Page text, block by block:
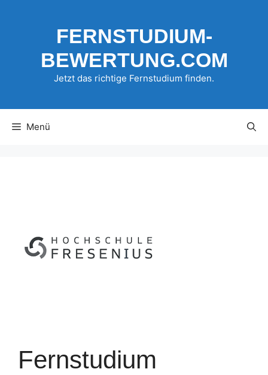
FERNSTUDIUM-
BEWERTUNG.COM
Jetzt das richtige Fernstudium finden.
Menü
Fernstudium